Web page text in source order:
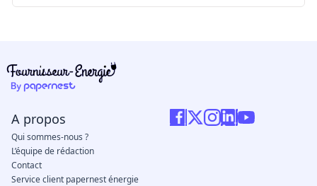
A propos
Qui sommes-nous ?
L’équipe de rédaction
Contact
Service client papernest énergie